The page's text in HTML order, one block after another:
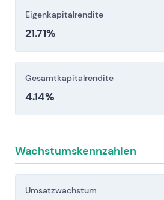
Eigenkapitalrendite
21.71%
Gesamtkapitalrendite
4.14%
Wachstumskennzahlen
Umsatzwachstum